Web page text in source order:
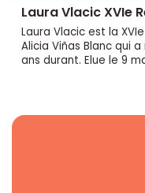
Laura Vlacic XVIe
Laura Vlacic est la
Alicia Viñas Blanc qui
ans durant. Elue le 9